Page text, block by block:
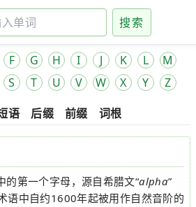
搜索
F G H I J K L
M
S T U V W X Y
Z
语 后缀 前缀 词根
的第一个字母，源自希腊文“alpha”
语中自约1600年起被用作自然音阶的